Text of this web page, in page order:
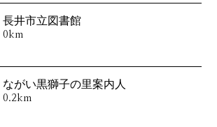
長井市立図書館
0km
ながい黒獅子の里案内人
0.2km